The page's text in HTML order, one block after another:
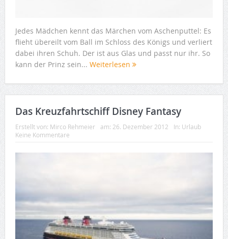
Jedes Mädchen kennt das Märchen vom Aschenputtel: Es
flieht übereilt vom Ball im Schloss des Königs und verliert
dabei ihren Schuh. Der ist aus Glas und passt nur ihr. So
kann der Prinz sein... Weiterlesen
Das Kreuzfahrtschiff Disney Fantasy
Erstellt von: Mirco Rehmeier am: 26. Dezember 2012 In: Urlaub
Keine Kommentare